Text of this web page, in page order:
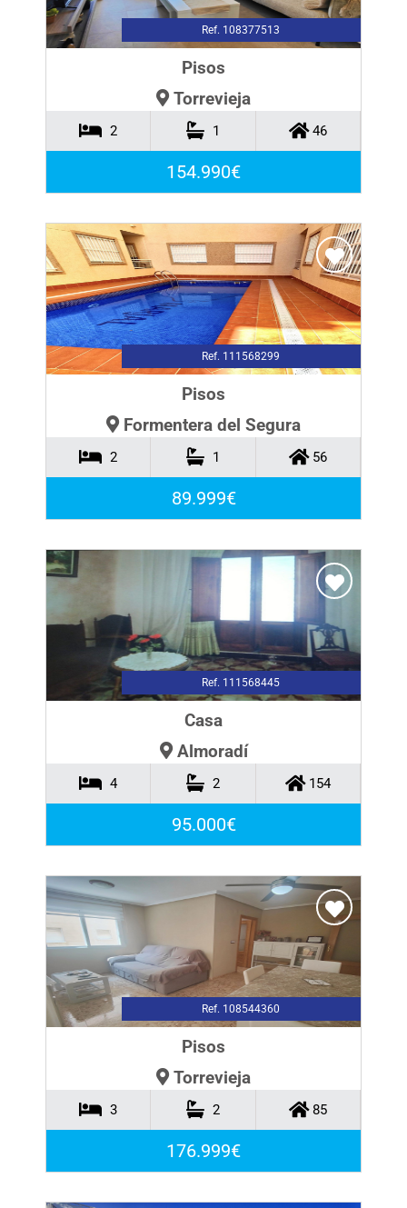
Ref. 108377513
Pisos
Torrevieja
2 1 46
154.990€
Ref. 111568299
Pisos
Formentera del Segura
2 1 56
89.999€
Ref. 111568445
Casa
Almoradí
4 2 154
95.000€
Ref. 108544360
Pisos
Torrevieja
3 2 85
176.999€